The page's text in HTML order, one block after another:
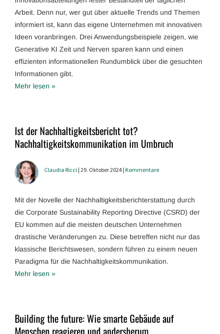
Arbeit. Denn nur, wer gut über aktuelle Trends und Themen
informiert ist, kann das eigene Unternehmen mit innovativen
Ideen voranbringen. Drei Anwendungsbeispiele zeigen, wie
Generative KI Zeit und Nerven sparen kann und einen
effizienten informationellen Rundumblick über die gesuchten
Informationen gibt.
Mehr lesen »
Ist der Nachhaltigkeitsbericht tot?
Nachhaltigkeitskommunikation im Umbruch
Claudia Ricci | 29. Oktober 2024 | Kommentare
Mit der Novelle der Nachhaltigkeitsberichterstattung durch
die Corporate Sustainability Reporting Directive (CSRD) der
EU kommen auf die meisten deutschen Unternehmen
drastische Veränderungen zu. Diese betreffen nicht nur das
klassische Berichtswesen, sondern führen zu einem neuen
Paradigma für die Nachhaltigkeitskommunikation.
Mehr lesen »
Building the future: Wie smarte Gebäude auf